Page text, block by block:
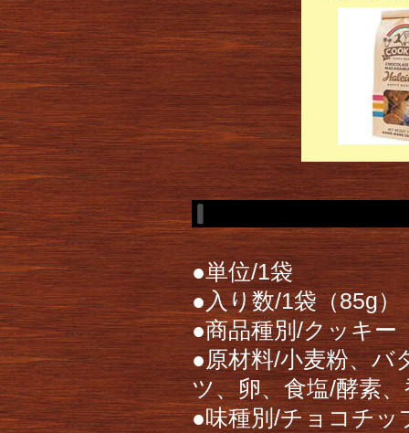
●単位/1袋
●入り数/1袋（85g）
●商品種別/クッキー
●原材料/小麦粉、バ
ツ、卵、食塩/酵素
●味種別/チョコチ